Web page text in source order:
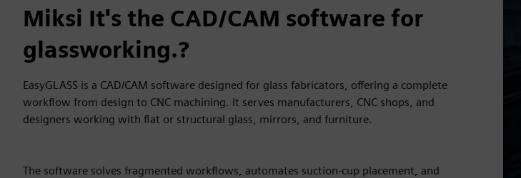
Miksi It's the CAD/CAM software for
glassworking.?
EasyGLASS is a CAD/CAM software designed for glass fabricators, offering a complete
workflow from design to CNC machining. It serves manufacturers, CNC shops, and
designers working with flat or structural glass, mirrors, and furniture.
The software solves fragmented workflows, automates suction-cup placement, and